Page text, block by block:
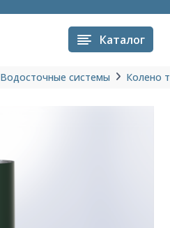
Каталог
Водосточные системы Колено